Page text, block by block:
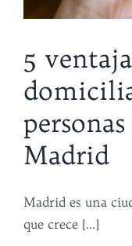
5
Madrid
Madrid es una
que crece [...]